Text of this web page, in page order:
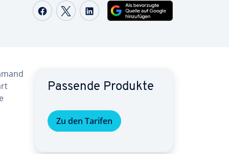
Auf Facebook teilen
Auf Twitter teilen
Auf LinkedIn teilen
Passende Produkte
Zu den Tarifen